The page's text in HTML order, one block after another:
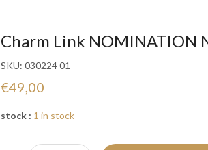
Charm Link NOMINATION
SKU: 030224 01
€49,00
stock : 1 in stock